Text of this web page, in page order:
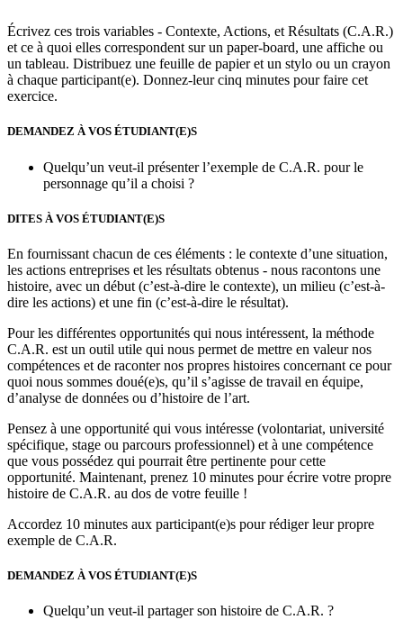
Écrivez ces trois variables - Contexte, Actions, et Résultats (C.A.R.)
et ce à quoi elles correspondent sur un paper-board, une affiche ou
un tableau. Distribuez une feuille de papier et un stylo ou un crayon
à chaque participant(e). Donnez-leur cinq minutes pour faire cet
exercice.
DEMANDEZ À VOS ÉTUDIANT(E)S
Quelqu’un veut-il présenter l’exemple de C.A.R. pour le
personnage qu’il a choisi ?
DITES À VOS ÉTUDIANT(E)S
En fournissant chacun de ces éléments : le contexte d’une situation,
les actions entreprises et les résultats obtenus - nous racontons une
histoire, avec un début (c’est-à-dire le contexte), un milieu (c’est-à-
dire les actions) et une fin (c’est-à-dire le résultat).
Pour les différentes opportunités qui nous intéressent, la méthode
C.A.R. est un outil utile qui nous permet de mettre en valeur nos
compétences et de raconter nos propres histoires concernant ce pour
quoi nous sommes doué(e)s, qu’il s’agisse de travail en équipe,
d’analyse de données ou d’histoire de l’art.
Pensez à une opportunité qui vous intéresse (volontariat, université
spécifique, stage ou parcours professionnel) et à une compétence
que vous possédez qui pourrait être pertinente pour cette
opportunité. Maintenant, prenez 10 minutes pour écrire votre propre
histoire de C.A.R. au dos de votre feuille !
Accordez 10 minutes aux participant(e)s pour rédiger leur propre
exemple de C.A.R.
DEMANDEZ À VOS ÉTUDIANT(E)S
Quelqu’un veut-il partager son histoire de C.A.R. ?